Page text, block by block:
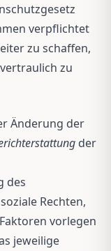
verpflichtet
zu schaffen,
zu
Änderung der
der
des
Rechten,
vorlegen
jeweilige